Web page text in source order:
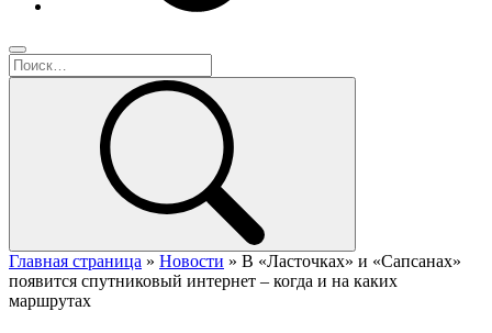
Главная страница » Новости » В «Ласточках» и «Сапсанах»
появится спутниковый интернет – когда и на каких
маршрутах